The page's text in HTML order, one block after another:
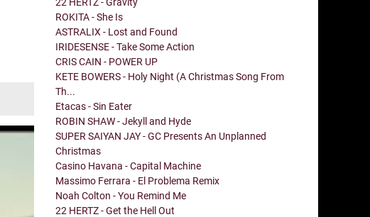
ROKITA - She Is
ASTRALIX - Lost and Found
IRIDESENSE - Take Some Action
CRIS CAIN - POWER UP
KETE BOWERS - Holy Night (A Christmas Song From
Th...
Etacas - Sin Eater
ROBIN SHAW - Jekyll and Hyde
SUPER SAIYAN JAY - GC Presents An Unplanned
Christmas
Casino Havana - Capital Machine
Massimo Ferrara - El Problema Remix
Noah Colton - You Remind Me
22 HERTZ - Get the Hell Out